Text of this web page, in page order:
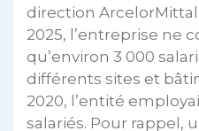
direction ArcelorMittal
2025, l’entreprise ne
qu’environ 3 000
différents sites et
2020, l’entité
salariés. Pour rappel,